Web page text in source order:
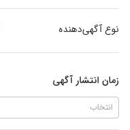
نوع آگهی‌دهنده
زمان انتشار آگهی
انتخاب